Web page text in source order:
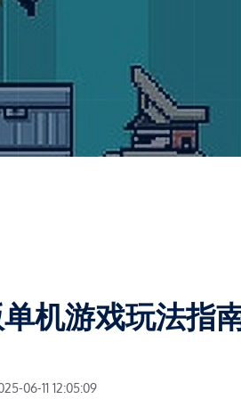
机游戏玩法指
06-11 12:05:09